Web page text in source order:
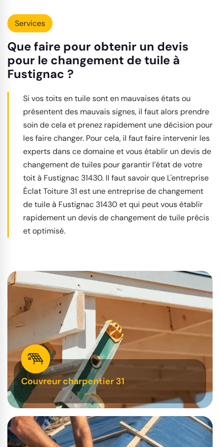
Services
Que faire pour obtenir un devis
pour le changement de tuile à
Fustignac ?
Si vos toits en tuile sont en mauvaises états ou
présentent des mauvais signes, il faut alors prendre
soin de cela et prenez rapidement une décision pour
les faire changer. Pour cela, il faut faire intervenir les
experts dans ce domaine et vous établir un devis de
changement de tuiles pour garantir l’état de votre
toit à Fustignac 31430. Il faut savoir que L'entreprise
Éclat Toiture 31 est une entreprise de changement
de tuile à Fustignac 31430 et qui peut vous établir
rapidement un devis de changement de tuile précis
et optimisé.
Couvreur charpentier 31